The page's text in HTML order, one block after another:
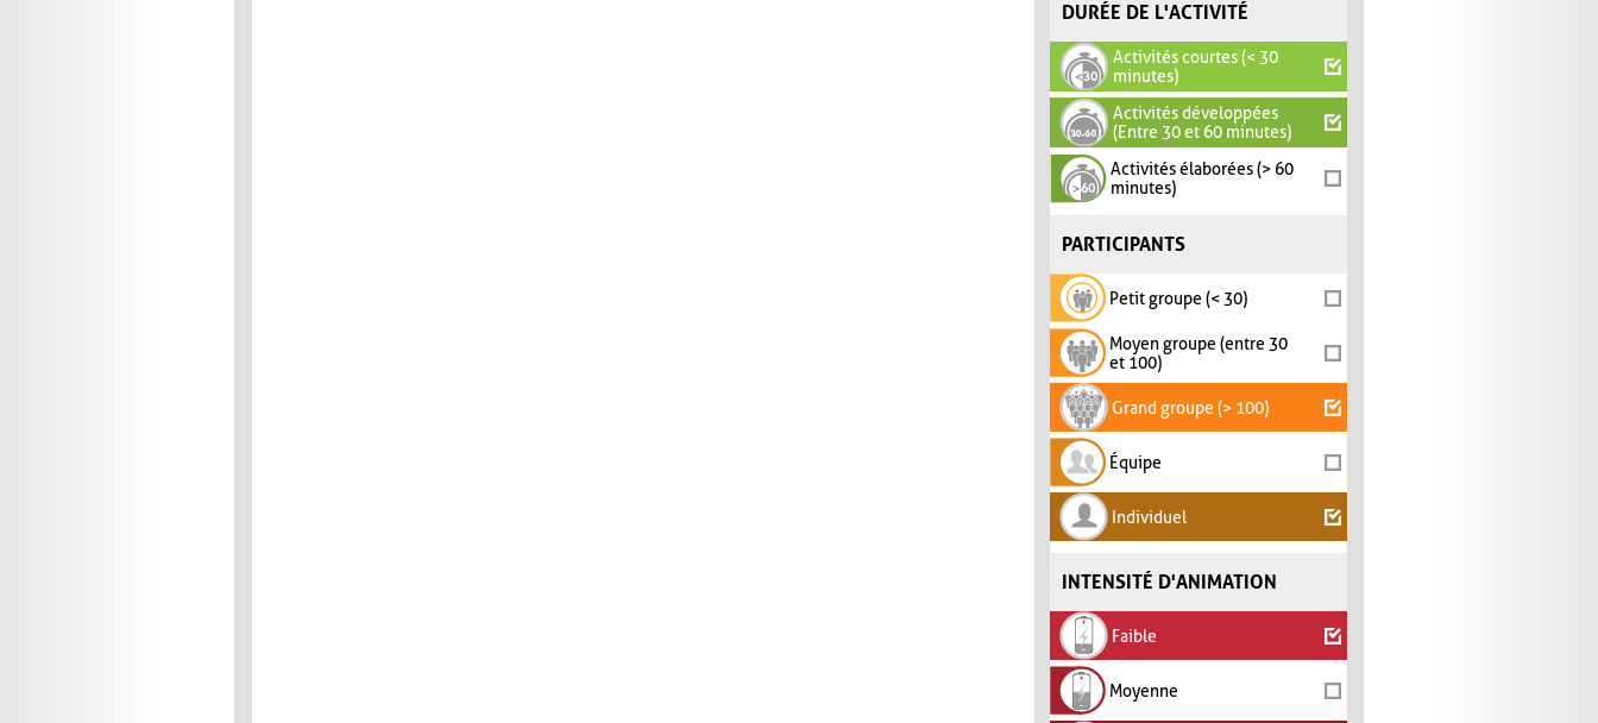
DURÉE DE L'ACTIVITÉ
Activités courtes (< 30
minutes)
Activités développées
(Entre 30 et 60 minutes)
Activités élaborées (> 60
minutes)
PARTICIPANTS
Petit groupe (< 30)
Moyen groupe (entre 30
et 100)
Grand groupe (> 100)
Équipe
Individuel
INTENSITÉ D'ANIMATION
Faible
Moyenne